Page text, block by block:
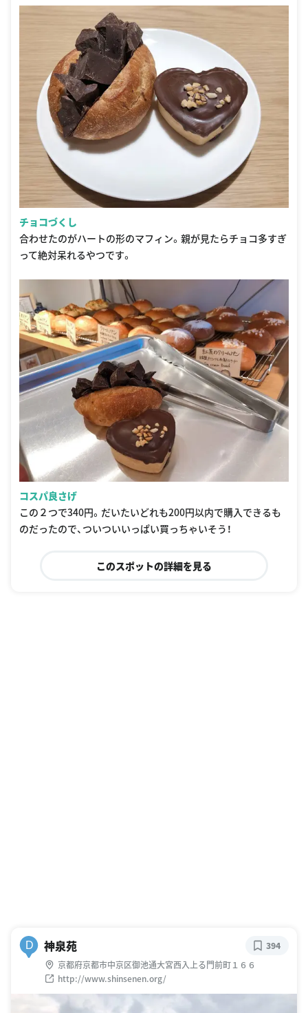
チョコづくし
合わせたのがハートの形のマフィン。親が見たらチョコ多すぎ
って絶対呆れるやつです。
コスパ良さげ
この２つで340円。だいたいどれも200円以内で購入できるも
のだったので、ついついいっぱい買っちゃいそう！
このスポットの詳細を見る
D 神泉苑
京都府京都市中京区御池通大宮西入上る門前町１６６
http://www.shinsenen.org/
394